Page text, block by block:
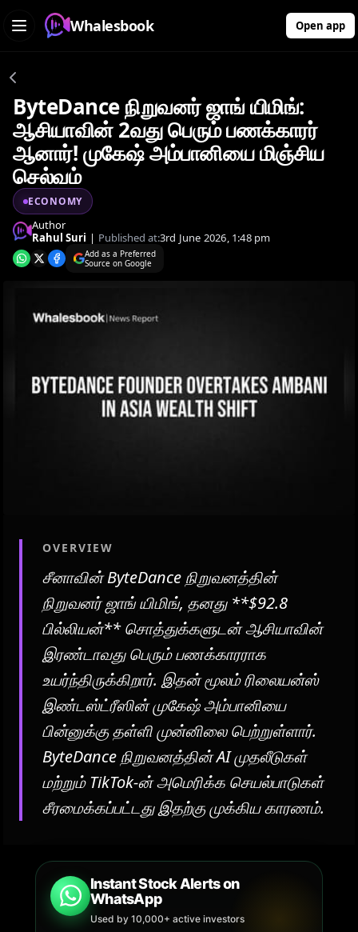
Whalesbook Open app
ByteDance நிறுவனர் ஜாங் யிமிங்:
ஆசியாவின் 2வது பெரும் பணக்காரர்
ஆனார்! முகேஷ் அம்பானியை மிஞ்சிய
செல்வம்
ECONOMY
Author
Rahul Suri | Published at:3rd June 2026, 1:48 pm
Add as a Preferred
Source on Google
OVERVIEW
சீனாவின் ByteDance நிறுவனத்தின்
நிறுவனர் ஜாங் யிமிங், தனது **$92.8
பில்லியன்** சொத்துக்களுடன் ஆசியாவின்
இரண்டாவது பெரும் பணக்காரராக
உயர்ந்திருக்கிறார். இதன் மூலம் ரிலையன்ஸ்
இண்டஸ்ட்ரீஸின் முகேஷ் அம்பானியை
பின்னுக்கு தள்ளி முன்னிலை பெற்றுள்ளார்.
ByteDance நிறுவனத்தின் AI முதலீடுகள்
மற்றும் TikTok-ன் அமெரிக்க செயல்பாடுகள்
சீரமைக்கப்பட்டது இதற்கு முக்கிய காரணம்.
Instant Stock Alerts on
WhatsApp
Used by 10,000+ active investors